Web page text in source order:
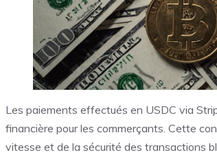
Les paiements effectués en USDC via
financière pour les commerçants. Cette
vitesse et de la sécurité des transactions